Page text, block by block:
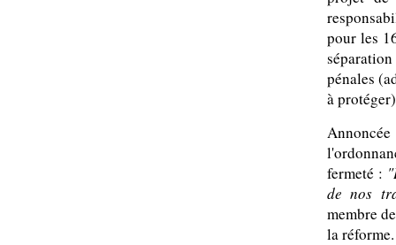
pour les
pénales
à
fermeté :
de nos
membre
la réforme.